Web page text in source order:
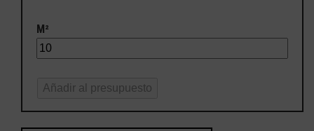
M²
Añadir al presupuesto